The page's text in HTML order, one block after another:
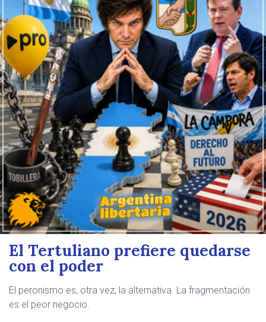
El Tertuliano prefiere quedarse
con el poder
El peronismo es, otra vez, la alternativa. La fragmentación
es el peor negocio.